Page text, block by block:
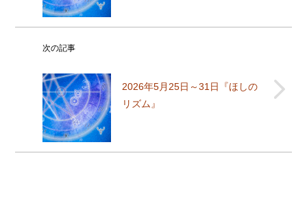
次の記事
2026年5月25日～31日『ほしの
リズム』